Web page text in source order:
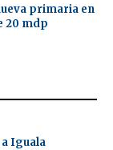
primaria en
20 mdp
Iguala